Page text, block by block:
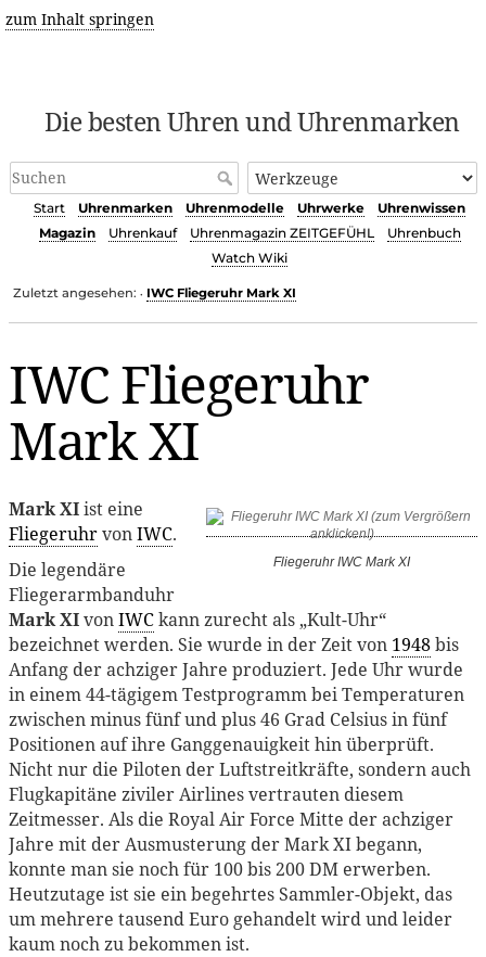
zum Inhalt springen
Die besten Uhren und Uhrenmarken
Start Uhrenmarken Uhrenmodelle Uhrwerke
Uhrenwissen
Magazin
Uhrenkauf Uhrenmagazin ZEITGEFÜHL
Uhrenbuch
Watch Wiki
Zuletzt angesehen: • IWC Fliegeruhr Mark XI
IWC Fliegeruhr
Mark XI
Fliegeruhr IWC Mark XI
Mark XIist eine
FliegeruhrvonIWC.
Die legendäre
Fliegerarmbanduhr
Mark XIvonIWCkann zurecht als „Kult-Uhr“
bezeichnet werden. Sie wurde in der Zeit von 1948bis
Anfang der achziger Jahre produziert. Jede Uhr wurde
in einem 44-tägigem Testprogramm bei Temperaturen
zwischen minus fünf und plus 46 Grad Celsius in fünf
Positionen auf ihre Ganggenauigkeit hin überprüft.
Nicht nur die Piloten der Luftstreitkräfte, sondern auch
Flugkapitäne ziviler Airlines vertrauten diesem
Zeitmesser. Als die Royal Air Force Mitte der achziger
Jahre mit der Ausmusterung der Mark XI begann,
konnte man sie noch für 100 bis 200 DM erwerben.
Heutzutage ist sie ein begehrtes Sammler-Objekt, das
um mehrere tausend Euro gehandelt wird und leider
kaum noch zu bekommen ist.